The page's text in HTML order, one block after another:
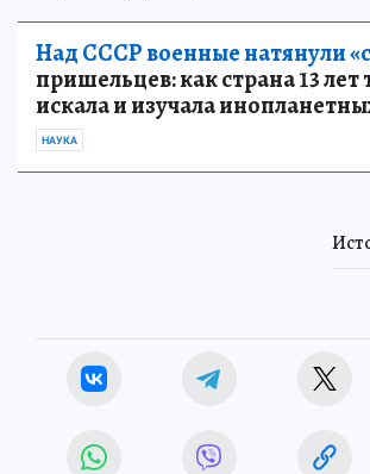
Над СССР военные натянули
пришельцев: как страна 13 лет
искала и изучала
НАУКА